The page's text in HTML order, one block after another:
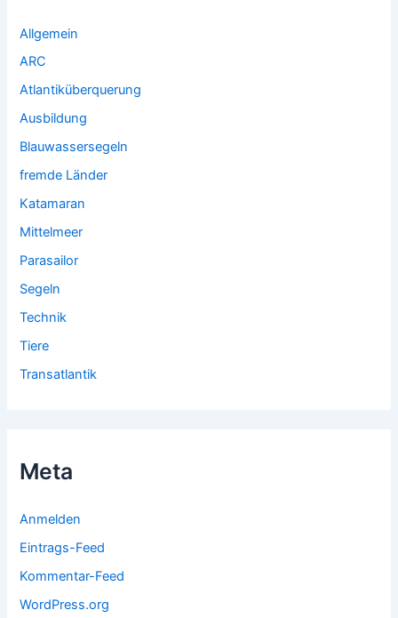
Allgemein
ARC
Atlantiküberquerung
Ausbildung
Blauwassersegeln
fremde Länder
Katamaran
Mittelmeer
Parasailor
Segeln
Technik
Tiere
Transatlantik
Meta
Anmelden
Eintrags-Feed
Kommentar-Feed
WordPress.org